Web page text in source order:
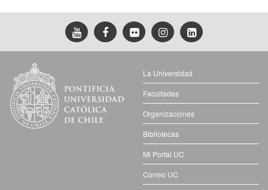
La Universidad
Facultades
Organizaciones
Bibliotecas
Mi Portal UC
Correo UC